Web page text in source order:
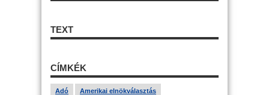
TEXT
CÍMKÉK
Adó Amerikai elnökválasztás